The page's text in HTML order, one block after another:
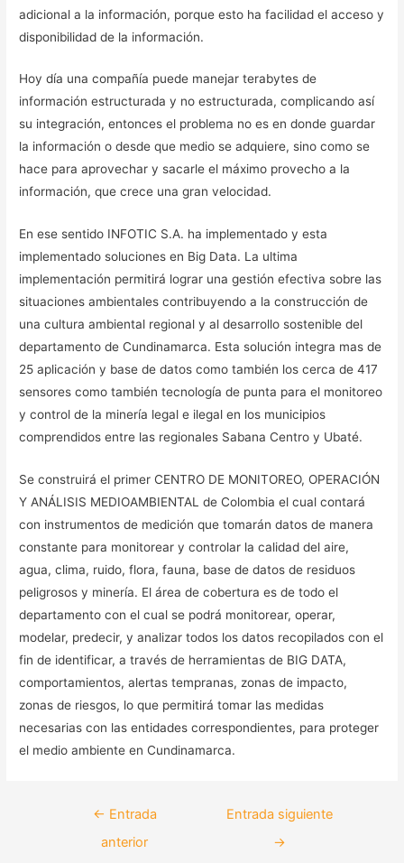
adicional a la información, porque esto ha facilidad el acceso y
disponibilidad de la información.
Hoy día una compañía puede manejar terabytes de
información estructurada y no estructurada, complicando así
su integración, entonces el problema no es en donde guardar
la información o desde que medio se adquiere, sino como se
hace para aprovechar y sacarle el máximo provecho a la
información, que crece una gran velocidad.
En ese sentido INFOTIC S.A. ha implementado y esta
implementado soluciones en Big Data. La ultima
implementación permitirá lograr una gestión efectiva sobre las
situaciones ambientales contribuyendo a la construcción de
una cultura ambiental regional y al desarrollo sostenible del
departamento de Cundinamarca. Esta solución integra mas de
25 aplicación y base de datos como también los cerca de 417
sensores como también tecnología de punta para el monitoreo
y control de la minería legal e ilegal en los municipios
comprendidos entre las regionales Sabana Centro y Ubaté.
Se construirá el primer CENTRO DE MONITOREO, OPERACIÓN
Y ANÁLISIS MEDIOAMBIENTAL de Colombia el cual contará
con instrumentos de medición que tomarán datos de manera
constante para monitorear y controlar la calidad del aire,
agua, clima, ruido, flora, fauna, base de datos de residuos
peligrosos y minería. El área de cobertura es de todo el
departamento con el cual se podrá monitorear, operar,
modelar, predecir, y analizar todos los datos recopilados con el
fin de identificar, a través de herramientas de BIG DATA,
comportamientos, alertas tempranas, zonas de impacto,
zonas de riesgos, lo que permitirá tomar las medidas
necesarias con las entidades correspondientes, para proteger
el medio ambiente en Cundinamarca.
← Entrada
anterior
Entrada siguiente
→